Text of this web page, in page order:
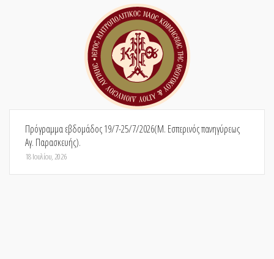
Πρόγραμμα εβδομάδος 19/7-25/7/2026(Μ. Εσπερινός πανηγύρεως
Αγ. Παρασκευής).
18 Ιουλίου, 2026